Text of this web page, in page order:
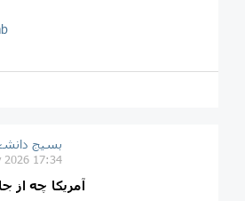
بسیج
2026 17:34
🔻آمریکا چه